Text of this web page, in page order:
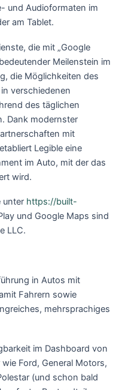
und Audioformaten im
am Tablet.
die mit „Google
Meilenstein im
die Möglichkeiten des
verschiedenen
des täglichen
Dank modernster
mit
Legible eine
im Auto, mit der das
wird.
unter https://built-
und Google Maps sind
LLC.
in Autos mit
Fahrern sowie
mehrsprachiges
im Dashboard von
Ford, General Motors,
(und schon bald